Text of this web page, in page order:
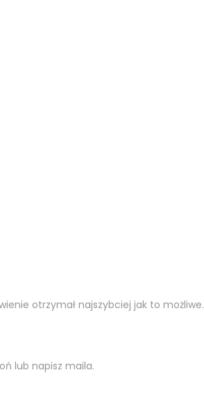
otrzymał najszybciej jak to możliwe.
lub napisz maila.